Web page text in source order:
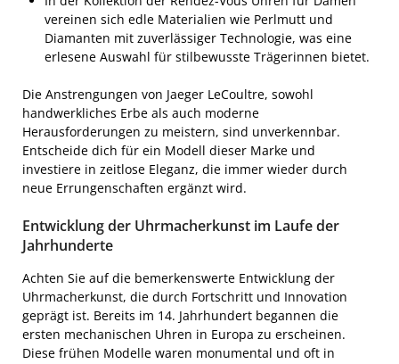
vereinen sich edle Materialien wie Perlmutt und
Diamanten mit zuverlässiger Technologie, was eine
erlesene Auswahl für stilbewusste Trägerinnen bietet.
Die Anstrengungen von Jaeger LeCoultre, sowohl
handwerkliches Erbe als auch moderne
Herausforderungen zu meistern, sind unverkennbar.
Entscheide dich für ein Modell dieser Marke und
investiere in zeitlose Eleganz, die immer wieder durch
neue Errungenschaften ergänzt wird.
Entwicklung der Uhrmacherkunst im Laufe der
Jahrhunderte
Achten Sie auf die bemerkenswerte Entwicklung der
Uhrmacherkunst, die durch Fortschritt und Innovation
geprägt ist. Bereits im 14. Jahrhundert begannen die
ersten mechanischen Uhren in Europa zu erscheinen.
Diese frühen Modelle waren monumental und oft in